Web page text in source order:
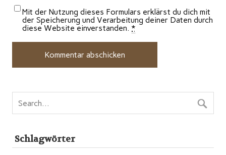
Mit der Nutzung dieses Formulars erklärst du dich mit
der Speicherung und Verarbeitung deiner Daten durch
diese Website einverstanden. *
Schlagwörter